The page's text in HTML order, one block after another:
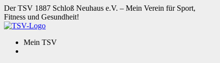
Der TSV 1887 Schloß Neuhaus e.V. – Mein Verein für Sport,
Fitness und Gesundheit!
Mein TSV